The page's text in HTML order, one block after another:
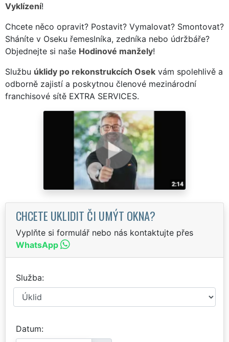
Vyklízení!
Chcete něco opravit? Postavit? Vymalovat? Smontovat?
Sháníte v Oseku řemeslníka, zedníka nebo údržbáře?
Objednejte si naše Hodinové manžely!
Službu úklidy po rekonstrukcích Osek vám spolehlivě a
odborně zajistí a poskytnou členové mezinárodní
franchisové sítě EXTRA SERVICES.
CHCETE UKLIDIT ČI UMÝT OKNA?
Vyplňte si formulář nebo nás kontaktujte přes
WhatsApp
Služba
Datum